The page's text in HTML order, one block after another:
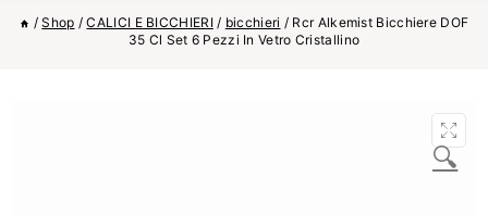
/ Shop / CALICI E BICCHIERI / bicchieri / Rcr Alkemist Bicchiere DOF
35 Cl Set 6 Pezzi In Vetro Cristallino
🔍